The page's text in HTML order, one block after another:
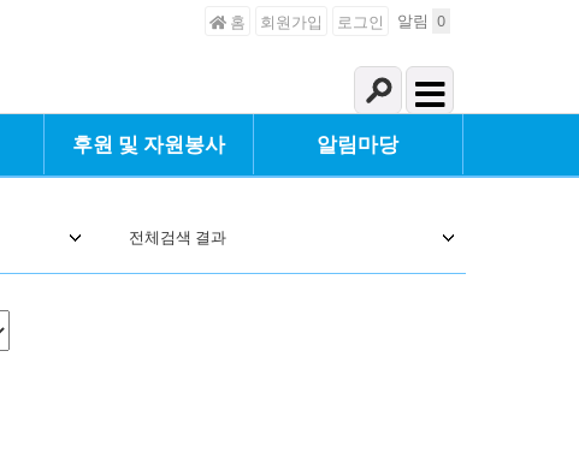
홈 회원가입 로그인 알림 0
후원 및 자원봉사 알림마당
전체검색 결과